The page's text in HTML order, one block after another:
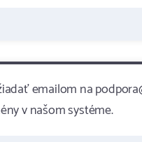
emailom na
v našom systéme.